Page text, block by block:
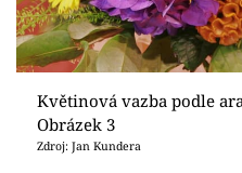
Sledujte prima+
Přihlášení
Sledujte nás
Květinová vazba podle
Obrázek 3
Zdroj: Jan Kundera